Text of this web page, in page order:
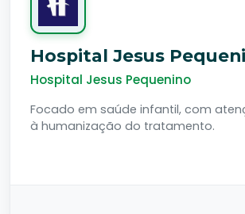
Hospital Jesus
Hospital Jesus Pequenino
Focado em saúde infantil, com
à humanização do tratamento.